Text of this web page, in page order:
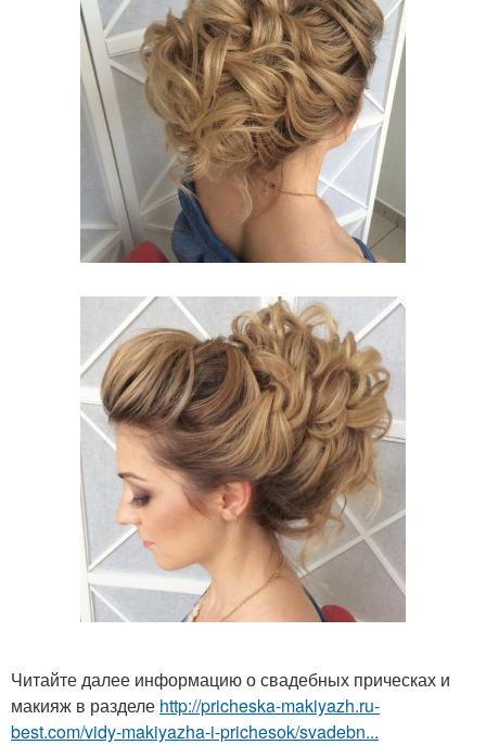
Читайте далее информацию о свадебных прическах и
макияж в разделе http://pricheska-makiyazh.ru-
best.com/vidy-makiyazha-i-prichesok/svadebn...